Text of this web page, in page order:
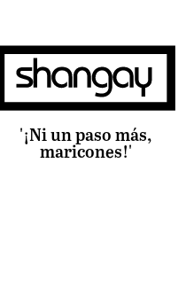
'¡Ni un paso más,
maricones!'